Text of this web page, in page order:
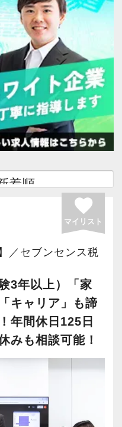
登録
トを見る
者様
favorite
マイリスト
／セブンセンス税
3年以上）「家
キャリア」も諦
年間休日125日
みも相談可能！